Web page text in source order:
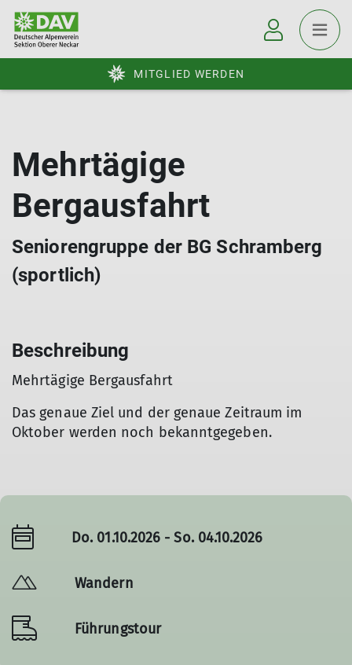
MITGLIED WERDEN
Mehrtägige
Bergausfahrt
Seniorengruppe der BG Schramberg
(sportlich)
Beschreibung
Mehrtägige Bergausfahrt
Das genaue Ziel und der genaue Zeitraum im
Oktober werden noch bekanntgegeben.
Do. 01.10.2026 - So. 04.10.2026
Wandern
Führungstour